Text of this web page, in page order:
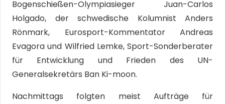
Bogenschießen-Olympiasieger Juan-Carlos
Holgado, der schwedische Kolumnist Anders
Rönmark, Eurosport-Kommentator Andreas
Evagora und Wilfried Lemke, Sport-Sonderberater
für Entwicklung und Frieden des UN-
Generalsekretärs Ban Ki-moon.
Nachmittags folgten meist Aufträge für